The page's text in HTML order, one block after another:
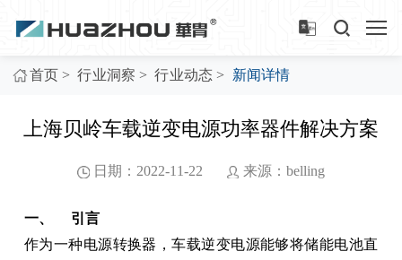
首页 > 行业洞察 > 行业动态 > 新闻详情
上海贝岭车载逆变电源功率器件解决方案
日期：2022-11-22 来源：belling
一、 引言
作为一种电源转换器，车载逆变电源能够将储能电池直